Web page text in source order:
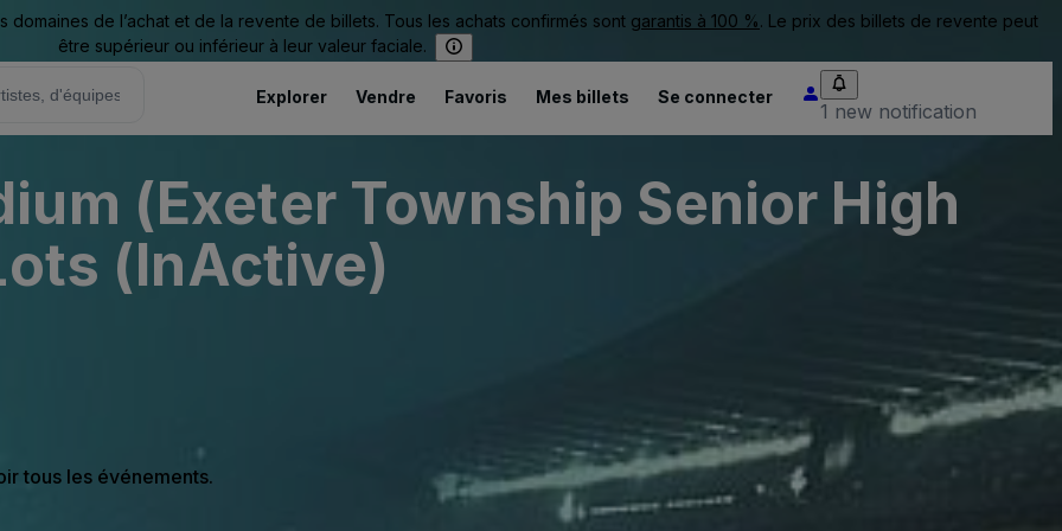
de l’achat et de la revente de billets. Tous les achats confirmés sont garantis à 100 %. Le prix des billets de revente peut
être supérieur ou inférieur à leur valeur faciale.
Explorer Vendre Favoris Mes billets Se connecter
1 new notification
(Exeter Township Senior High
(InActive)
tous les événements.